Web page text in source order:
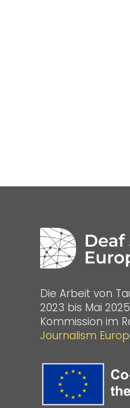
Die Arbeit von
2023 bis Mai
Kommission im
Journalism